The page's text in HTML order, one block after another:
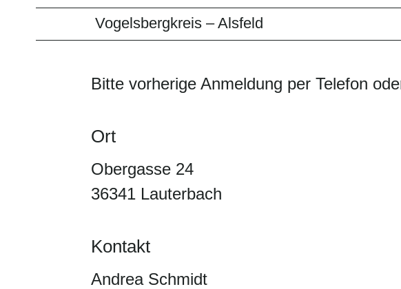
Vogelsbergkreis – Alsfeld
Bitte vorherige Anmeldung per Telefon
Ort
Obergasse 24
36341 Lauterbach
Kontakt
Andrea Schmidt